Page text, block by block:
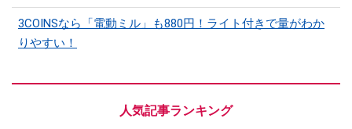
3COINSなら「電動ミル」も880円！ライト付きで量がわか
りやすい！